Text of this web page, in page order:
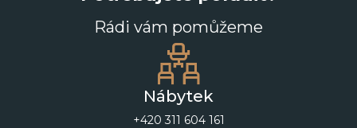
Rádi vám pomůžeme
Nábytek
+420 311 604 161